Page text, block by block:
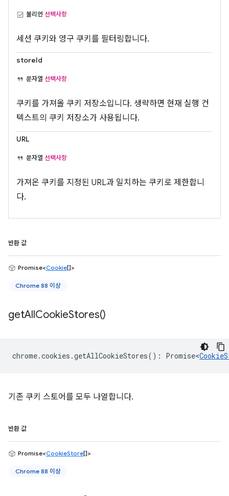
불리언 선택사항
세션 쿠키와 영구 쿠키를 필터링합니다.
storeId
문자열 선택사항
쿠키를 가져올 쿠키 저장소입니다. 생략하면 현재 실행 컨
텍스트의 쿠키 저장소가 사용됩니다.
URL
문자열 선택사항
가져온 쿠키를 지정된 URL과 일치하는 쿠키로 제한합니
다.
반환 값
Promise<Cookie[]>
Chrome 88 이상
getAllCookieStores()
chrome.cookies .getAllCookieStores() : Promise<
기존 쿠키 스토어를 모두 나열합니다.
반환 값
Promise<CookieStore[]>
Chrome 88 이상